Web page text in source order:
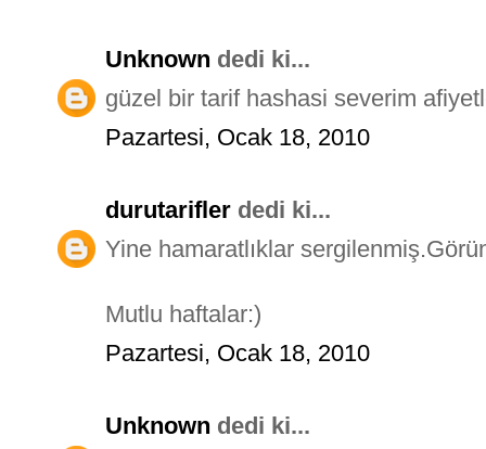
Unknown dedi ki...
güzel bir tarif hashasi severim
Pazartesi, Ocak 18, 2010
durutarifler dedi ki...
Yine hamaratlıklar
Mutlu haftalar:)
Pazartesi, Ocak 18, 2010
Unknown dedi ki...